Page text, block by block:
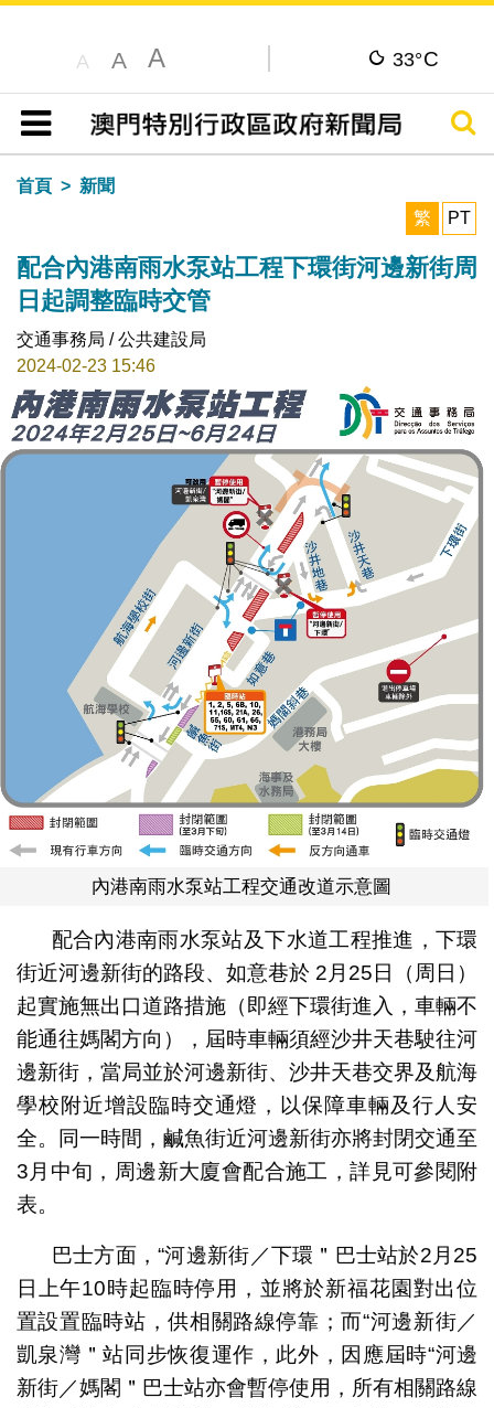
A A A 33°C
目錄
搜尋
首頁
新聞
繁
PT
配合內港南雨水泵站工程下環街河邊新街周
日起調整臨時交管
交通事務局 / 公共建設局
2024-02-23 15:46
內港南雨水泵站工程交通改道示意圖
配合內港南雨水泵站及下水道工程推進，下環
街近河邊新街的路段、如意巷於 2月25日（周日）
起實施無出口道路措施（即經下環街進入，車輛不
能通往媽閣方向），屆時車輛須經沙井天巷駛往河
邊新街，當局並於河邊新街、沙井天巷交界及航海
學校附近增設臨時交通燈，以保障車輛及行人安
全。同一時間，鹹魚街近河邊新街亦將封閉交通至
3月中旬，周邊新大廈會配合施工，詳見可參閱附
表。
巴士方面，“河邊新街／下環＂巴士站於2月25
日上午10時起臨時停用，並將於新福花園對出位
置設置臨時站，供相關路線停靠；而“河邊新街／
凱泉灣＂站同步恢復運作，此外，因應屆時“河邊
新街／媽閣＂巴士站亦會暫停使用，所有相關路線